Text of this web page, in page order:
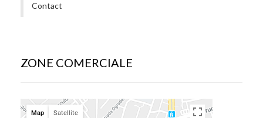
Contact
ZONE COMERCIALE